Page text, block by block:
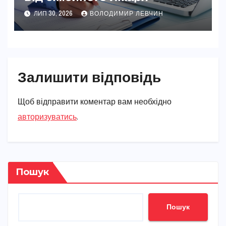
ЛИП 30, 2026 ВОЛОДИМИР ЛЕВЧИН
Залишити відповідь
Щоб відправити коментар вам необхідно
авторизуватись.
Пошук
Пошук